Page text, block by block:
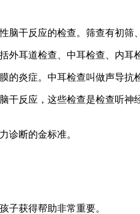
干反应的检查。筛查有初
耳道检查、中耳检查、内耳
炎症。中耳检查叫做声导抗
干反应，这些检查是检查听
诊断的金标准。
子获得帮助非常重要。